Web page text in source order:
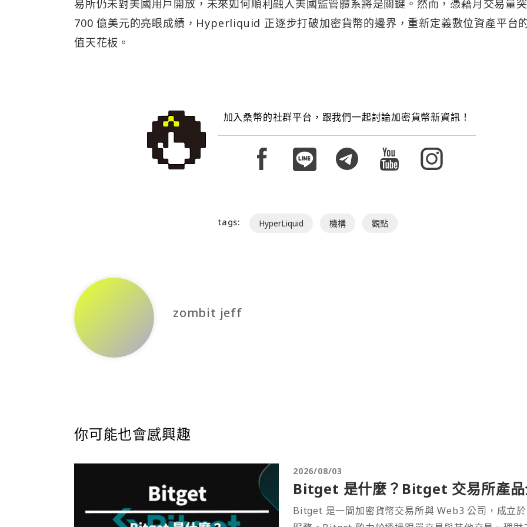
易所仍未對美國用戶開放，未來如何順利融入美國監管體系將是關鍵。然而，憑藉月交易量
700 億美元的亮眼成績，Hyperliquid 正逐步打破加密貨幣的邊界，重新定義數位資產平台
值天花板。
加入桑幣的社群平台，跟我們一起討論加密貨幣新資訊！
tags: HyperLiquid 機構 觀點
zombit jeff
你可能也會感興趣
2026/08/03
Bitget 是什麼？Bitget 交易所產品
Bitget 是一間加密貨幣交易所與 Web3 公司，成立